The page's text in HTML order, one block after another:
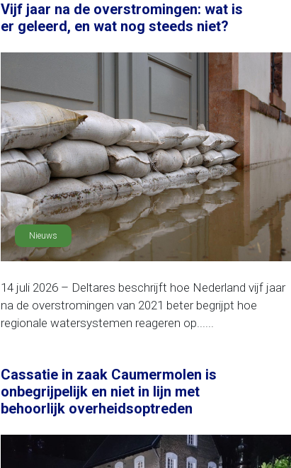
Vijf jaar na de overstromingen: wat is
er geleerd, en wat nog steeds niet?
Nieuws
14 juli 2026 – Deltares beschrijft hoe Nederland vijf jaar
na de overstromingen van 2021 beter begrijpt hoe
regionale watersystemen reageren op......
Cassatie in zaak Caumermolen is
onbegrijpelijk en niet in lijn met
behoorlijk overheidsoptreden